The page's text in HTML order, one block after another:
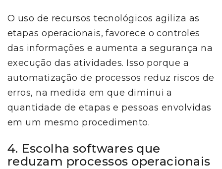
O uso de recursos tecnológicos agiliza as
etapas operacionais, favorece o controles
das informações e aumenta a segurança na
execução das atividades. Isso porque a
automatização de processos reduz riscos de
erros, na medida em que diminui a
quantidade de etapas e pessoas envolvidas
em um mesmo procedimento.
4. Escolha softwares que
reduzam processos operacionais